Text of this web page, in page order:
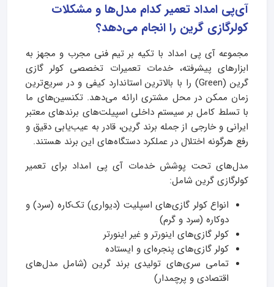
آی‌پی امداد تعمیر کدام مدل‌ها و مشکلات
کولرگازی گرین را انجام می‌دهد؟
مجموعه آی پی امداد با تکیه بر تیم فنی مجرب و مجهز به
ابزارهای پیشرفته، خدمات تعمیرات تخصصی کولر گازی
گرین (Green) را با بالاترین استاندارد کیفی و در سریع‌ترین
زمان ممکن در محل مشتری ارائه می‌دهد. تکنسین‌های ما
با تسلط کامل بر سیستم داخلی اسپیلت‌های برندهای معتبر
ایرانی و خارجی از جمله برند گرین، قادر به عیب‌یابی دقیق و
رفع هرگونه اختلال در عملکرد دستگاه‌های این برند هستند.
مدل‌های تحت پوشش خدمات آی پی امداد برای تعمیر
کولرگازی گرین شامل:
انواع کولر گازی‌های اسپلیت (دیواری) تک‌کاره (سرد) و
دوکاره (سرد و گرم)
کولر گازی‌های اینورتر و غیر اینورتر
کولر گازی‌های پنجره‌ای و ایستاده
تمامی سری‌های تولیدی برند گرین (شامل مدل‌های
اقتصادی و پرچمدار)